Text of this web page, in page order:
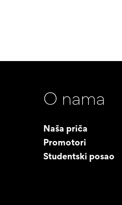
O nama
Naša priča
Promotori
Studentski posao